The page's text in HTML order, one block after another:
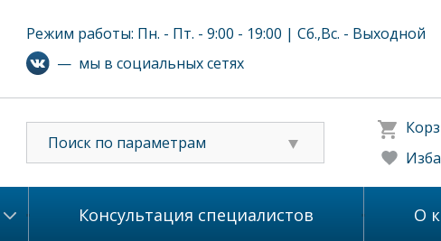
Режим работы: Пн. - Пт. - 9:00 - 19:00 | Сб.,Вс. - Выходной
— мы в социальных сетях
Поиск по параметрам
Консультация специалистов О